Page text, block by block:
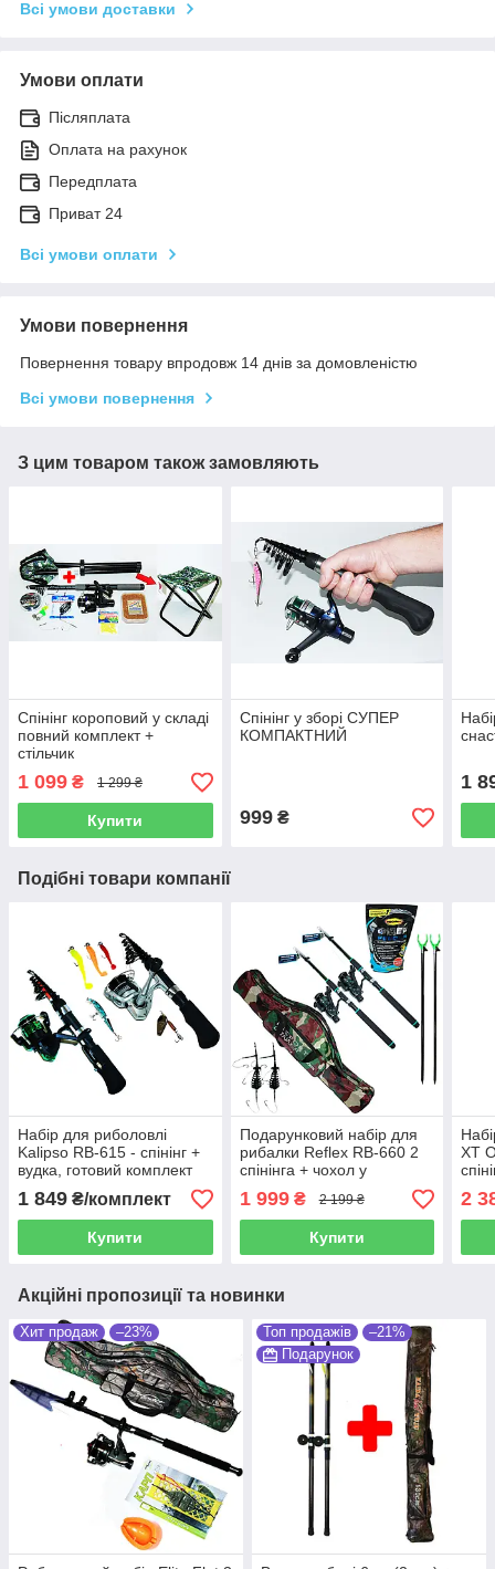
Всі умови доставки
Умови оплати
Післяплата
Оплата на рахунок
Передплата
Приват 24
Всі умови оплати
Умови повернення
Повернення товару впродовж 14 днів за домовленістю
Всі умови повернення
З цим товаром також замовляють
Спінінг короповий у складі
повний комплект +
стільчик
1 099 ₴ 1 299 ₴
Купити
Спінінг у зборі СУПЕР
КОМПАКТНИЙ
999₴
1
Подібні товари компанії
Набір для риболовлі
Kalipso RB-615 - спінінг +
вудка, готовий комплект
1 849 ₴/комплект
Купити
Подарунковий набір для
рибалки Reflex RB-660 2
спінінга + чохол у
1 999₴ 2 199 ₴
Купити
XT
2
Акційні пропозиції та новинки
Хит продаж –23% Топ продажів
–21%
Подарунок